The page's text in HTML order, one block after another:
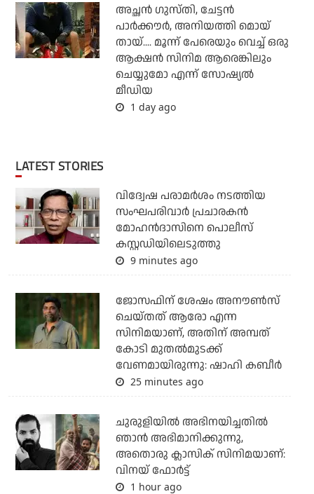
അച്ഛന്‍ ഗുസ്തി, ചേട്ടന്‍
പാര്‍ക്കൗര്‍, അനിയത്തി മൊയ്
തായ്.... മൂന്ന് പേരെയും വെച്ച് ഒരു
ആക്ഷന്‍ സിനിമ ആരെങ്കിലും
ചെയ്യുമോ എന്ന് സോഷ്യല്‍
മീഡിയ
1 day ago
LATEST STORIES
വിദ്വേഷ പരാമര്‍ശം നടത്തിയ
സംഘപരിവാര്‍ പ്രചാരകന്‍
മോഹന്‍ദാസിനെ പൊലീസ്
കസ്റ്റഡിയിലെടുത്തു
9 minutes ago
ജോസഫിന് ശേഷം അനൗണ്‍സ്
ചെയ്തത് ആരോ എന്ന
സിനിമയാണ്, അതിന് അമ്പത്
കോടി മുതല്‍മുടക്ക്
വേണമായിരുന്നു: ഷാഹി കബീര്‍
25 minutes ago
ചുരുളിയിൽ അഭിനയിച്ചതിൽ
ഞാൻ അഭിമാനിക്കുന്നു,
അതൊരു ക്ലാസിക് സിനിമയാണ്:
വിനയ് ഫോർട്ട്
1 hour ago